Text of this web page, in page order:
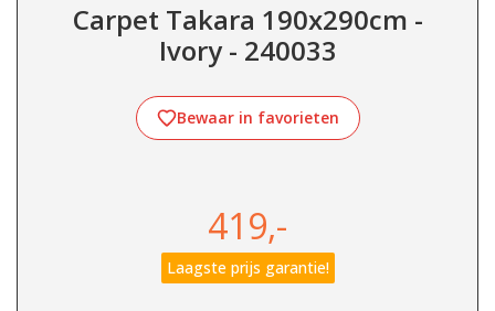
Carpet Takara 190x290cm -
Ivory - 240033
Bewaar in favorieten
419,-
Laagste prijs garantie!